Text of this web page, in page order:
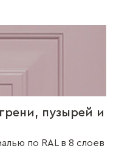
пузырей и
по RAL в 8 слоев